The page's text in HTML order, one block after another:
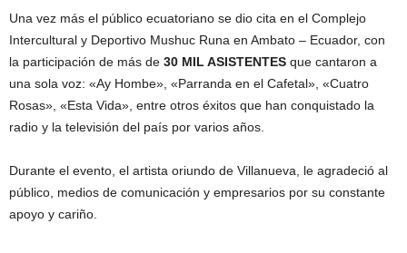
Una vez más el público ecuatoriano se dio cita en el Complejo
Intercultural y Deportivo Mushuc Runa en Ambato – Ecuador, con
la participación de más de 30 MIL ASISTENTES que cantaron a
una sola voz: «Ay Hombe», «Parranda en el Cafetal», «Cuatro
Rosas», «Esta Vida», entre otros éxitos que han conquistado la
radio y la televisión del país por varios años.
Durante el evento, el artista oriundo de Villanueva, le agradeció al
público, medios de comunicación y empresarios por su constante
apoyo y cariño.